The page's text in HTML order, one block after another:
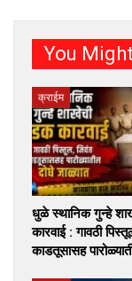
You
क्राईम
धुळे स्थानिक गुन्हे
कारवाई : गावठी
काडतूसासह